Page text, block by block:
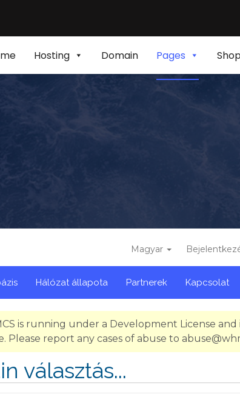
Hosting Domain Pages
Magyar
Hálózat állapota Partnerek Kapcsolat
is running under a Development License
Please report any cases of abuse to
választás...